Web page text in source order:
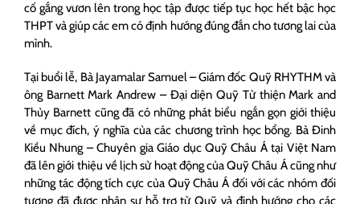
cố gắng vươn lên trong học tập được tiếp tục học hết bậc học
THPT và giúp các em có định hướng đúng đắn cho tương lai của
mình.
Tại buổi lễ, Bà Jayamalar Samuel – Giám đốc Quỹ RHYTHM và
ông Barnett Mark Andrew – Đại diện Quỹ Từ thiện Mark and
Thủy Barnett cũng đã có những phát biểu ngắn gọn giới thiệu
về mục đích, ý nghĩa của các chương trình học bổng. Bà Đinh
Kiều Nhung – Chuyên gia Giáo dục Quỹ Châu Á tại Việt Nam
đã lên giới thiệu về lịch sử hoạt động của Quỹ Châu Á cũng như
những tác động tích cực của Quỹ Châu Á đối với các nhóm đối
tượng đã được nhận sự hỗ trợ từ Quỹ và định hướng cho các